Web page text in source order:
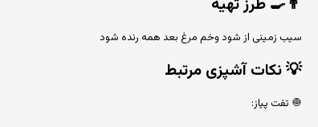
سیب زمینی از شود وخم مرغ بعد همه رنده شود
💡نکات آشپزی مرتبط
🧅 تفت پیاز: